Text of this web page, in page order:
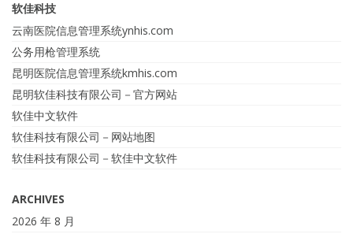
软佳科技
云南医院信息管理系统ynhis.com
公务用枪管理系统
昆明医院信息管理系统kmhis.com
昆明软佳科技有限公司－官方网站
软佳中文软件
软佳科技有限公司－网站地图
软佳科技有限公司－软佳中文软件
ARCHIVES
2026 年 8 月